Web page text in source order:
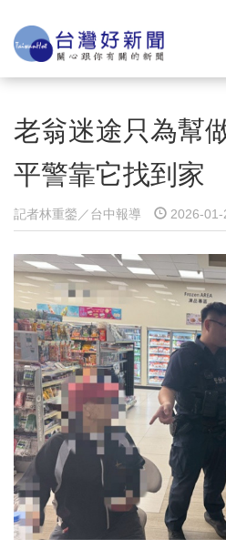
老翁迷途只為幫
平警靠它找到家
記者林重鎣／台中報導 2026-